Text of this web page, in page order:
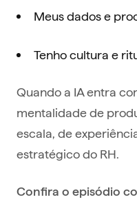
Meus dados e
Tenho cultura e
Quando a IA entra
mentalidade de
escala, de
estratégico do RH.
Confira o episódio